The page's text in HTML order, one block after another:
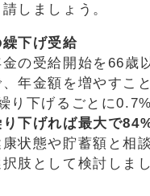
しましょう。
下げ受給
の受給開始を66歳
年金額を増やすこ
り下げるごとに
り下げれば最大で
状態や貯蓄額と相
肢として検討しま